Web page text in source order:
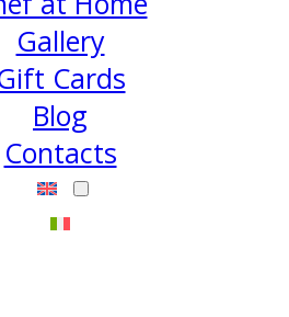
Gallery
Cards
Blog
Contacts